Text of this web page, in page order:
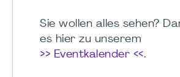
Sie wollen alles sehen?
es hier zu unserem
>> Eventkalender <<.